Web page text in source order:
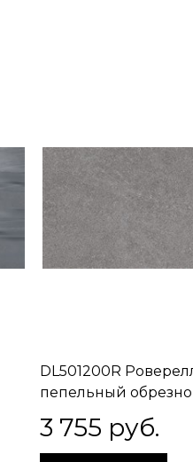
DL501200R
пепельный обрезной
3 755 руб.